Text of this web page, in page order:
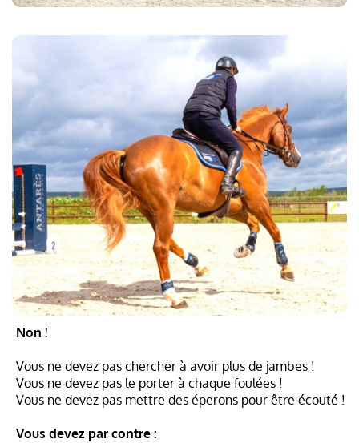
Non !
Vous ne devez pas chercher à avoir plus de jambes !
Vous ne devez pas le porter à chaque foulées !
Vous ne devez pas mettre des éperons pour être écouté !
Vous devez par contre :